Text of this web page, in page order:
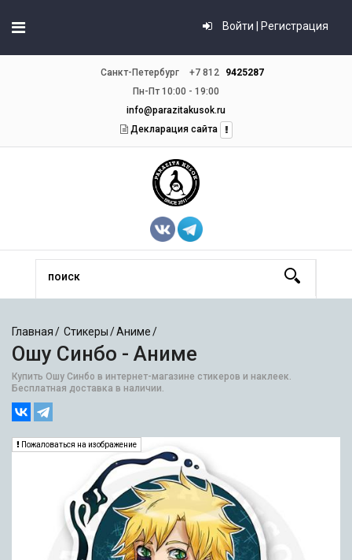
Войти | Регистрация
Санкт-Петербург +7 812
9425287
Пн-Пт 10:00 - 19:00
info@parazitakusok.ru
Декларация сайта
Главная Стикеры Аниме
Ошу Синбо - Аниме
Купить Ошу Синбо в интернет-магазине стикеров и наклеек.
Бесплатная доставка в наличии.
Пожаловаться на изображение